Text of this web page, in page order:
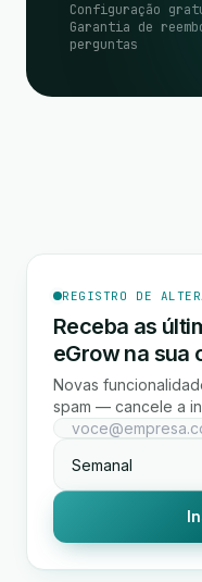
Configuração
Garantia de
perguntas
REGISTRO DE
Receba as
eGrow na sua
Novas
spam — cancele a